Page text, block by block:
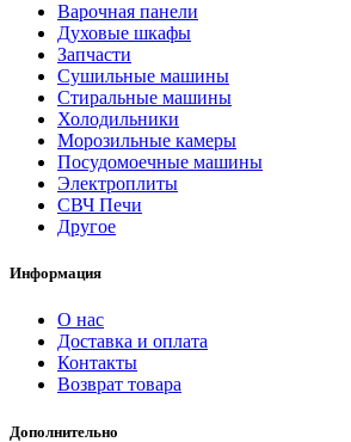
Варочная панели
Духовые шкафы
Запчасти
Сушильные машины
Стиральные машины
Холодильники
Морозильные камеры
Посудомоечные машины
Электроплиты
СВЧ Печи
Другое
Информация
О нас
Доставка и оплата
Контакты
Возврат товара
Дополнительно